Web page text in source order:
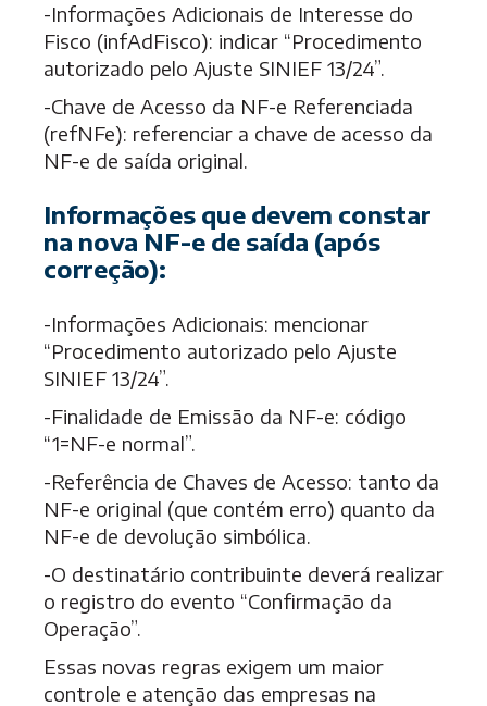
-Informações Adicionais de Interesse do
Fisco (infAdFisco): indicar “Procedimento
autorizado pelo Ajuste SINIEF 13/24”.
-Chave de Acesso da NF-e Referenciada
(refNFe): referenciar a chave de acesso da
NF-e de saída original.
Informações que devem constar
na nova NF-e de saída (após
correção):
-Informações Adicionais: mencionar
“Procedimento autorizado pelo Ajuste
SINIEF 13/24”.
-Finalidade de Emissão da NF-e: código
“1=NF-e normal”.
-Referência de Chaves de Acesso: tanto da
NF-e original (que contém erro) quanto da
NF-e de devolução simbólica.
-O destinatário contribuinte deverá realizar
o registro do evento “Confirmação da
Operação”.
Essas novas regras exigem um maior
controle e atenção das empresas na